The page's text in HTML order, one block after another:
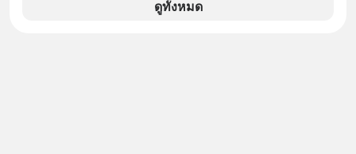
เรื่องใหญ่ หรือแม้แต่เรื่องสำคัญของ
ดูทั้งหมด